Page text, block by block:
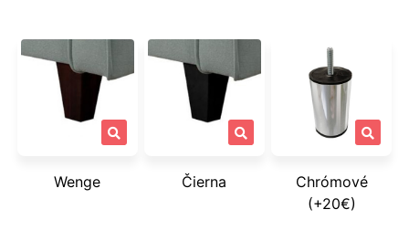
Wenge Čierna
Chrómové
(+20€)